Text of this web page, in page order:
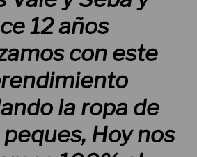
12 años
con este
la ropa de
Hoy nos